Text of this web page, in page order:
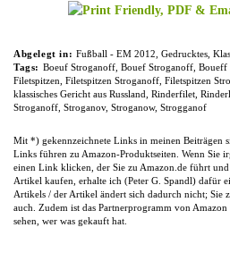
Abgelegt in: Fußball - EM 2012 Gedrucktes,
Tags: Boeuf Stroganoff, Bouef Stroganoff, Boueff
Filetspitzen Filetspitzen Stroganoff Filetspitzen
klassisches Gericht aus Russland Rinderfilet
Stroganoff Stroganov, Stroganow, Strogganof
Mit *) gekennzeichnete Links in meinen Beiträgen
Links führen zu Amazon-Produktseiten. Wenn Sie
einen Link klicken, der Sie zu Amazon.de führt
Artikel kaufen, erhalte ich (Peter G. Spandl) dafür
Artikels / der Artikel ändert sich dadurch nicht; Sie
auch. Zudem ist das Partnerprogramm von
sehen, wer was gekauft hat.